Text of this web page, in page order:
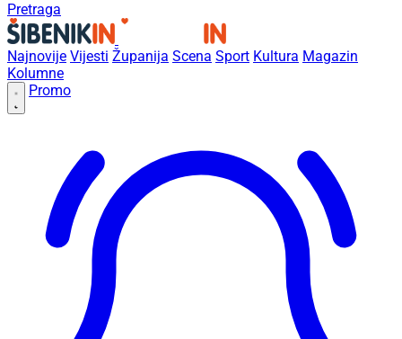
Pretraga
Najnovije Vijesti Županija Scena Sport Kultura Magazin
Kolumne
Promo